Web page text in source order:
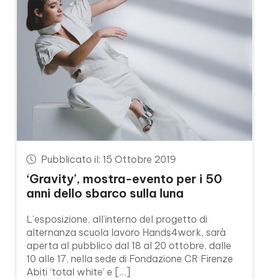
Pubblicato il: 15 Ottobre 2019
‘Gravity’, mostra-evento per i 50
anni dello sbarco sulla luna
L’esposizione, all’interno del progetto di
alternanza scuola lavoro Hands4work, sarà
aperta al pubblico dal 18 al 20 ottobre, dalle
10 alle 17, nella sede di Fondazione CR Firenze
Abiti ‘total white’ e […]